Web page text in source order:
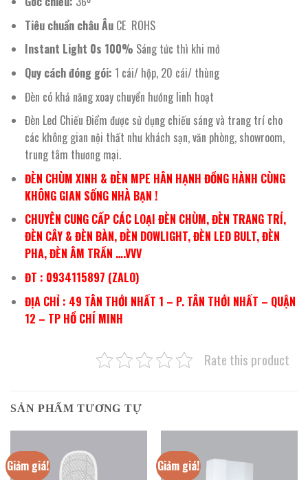
Tiêu chuẩn châu ÂuCE ROHS
Instant Light 0s 100% Sáng tức thì khi mở
Quy cách đóng gói: 1 cái/ hộp, 20 cái/ thùng
Đèn có khả năng xoay chuyển hướng linh hoạt
Đèn Led Chiếu Điểm được sử dụng chiếu sáng và trang trí cho
các không gian nội thất như khách sạn, văn phòng, showroom,
trung tâm thương mại.
ĐÈN CHÙM XINH & ĐÈN MPE HÂN HẠNH ĐỒNG HÀNH CÙNG
KHÔNG GIAN SỐNG NHÀ BẠN !
CHUYÊN CUNG CẤP CÁC LOẠI ĐÈN CHÙM, ĐÈN TRANG TRÍ,
ĐÈN CÂY & ĐÈN BÀN, ĐÈN DOWLIGHT, ĐÈN LED BULT, ĐÈN
PHA, ĐÈN ÂM TRẦN ….VVV
ĐT : 0934115897 (ZALO)
ĐỊA CHỈ : 49 TÂN THỚI NHẤT 1 – P. TÂN THỚI NHẤT – QUẬN
12 – TP HỒ CHÍ MINH
Rate this product
SẢN PHẨM TƯƠNG TỰ
Giảm giá! Giảm giá!